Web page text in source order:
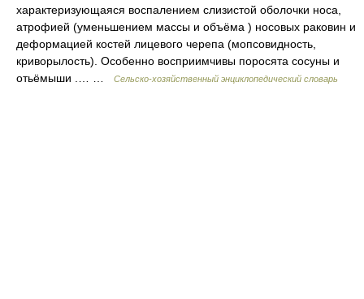
характеризующаяся воспалением слизистой оболочки носа,
атрофией (уменьшением массы и объёма ) носовых раковин и
деформацией костей лицевого черепа (мопсовидность,
криворылость). Особенно восприимчивы поросята сосуны и
отьёмыши .… …
Сельско-хозяйственный энциклопедический словарь